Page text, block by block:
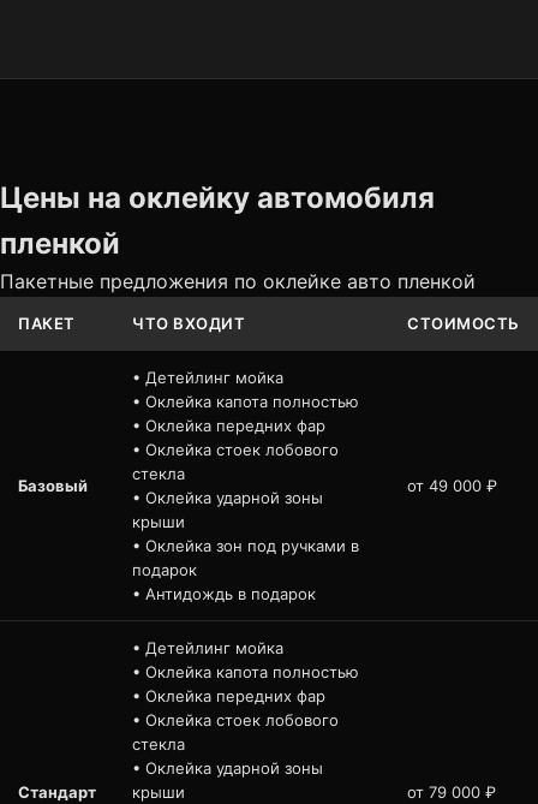
Цены на оклейку автомобиля
пленкой
Пакетные предложения по оклейке авто пленкой
ПАКЕТ ЧТО ВХОДИТ СТОИМОСТЬ
Базовый
• Детейлинг мойка
• Оклейка капота полностью
• Оклейка передних фар
• Оклейка стоек лобового
стекла
• Оклейка ударной зоны
крыши
• Оклейка зон под ручками в
подарок
• Антидождь в подарок
от 49 000 ₽
Стандарт
• Детейлинг мойка
• Оклейка капота полностью
• Оклейка передних фар
• Оклейка стоек лобового
стекла
• Оклейка ударной зоны
крыши
от 79 000 ₽